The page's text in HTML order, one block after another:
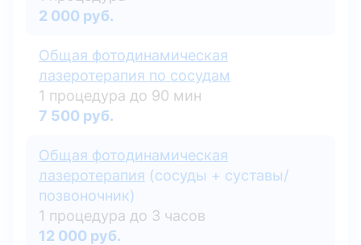
2 000 руб.
Общая фотодинамическая
лазеротерапия по сосудам
1 процедура до 90 мин
7 500 руб.
Общая фотодинамическая
лазеротерапия (сосуды + суставы/
позвоночник)
1 процедура до 3 часов
12 000 руб.